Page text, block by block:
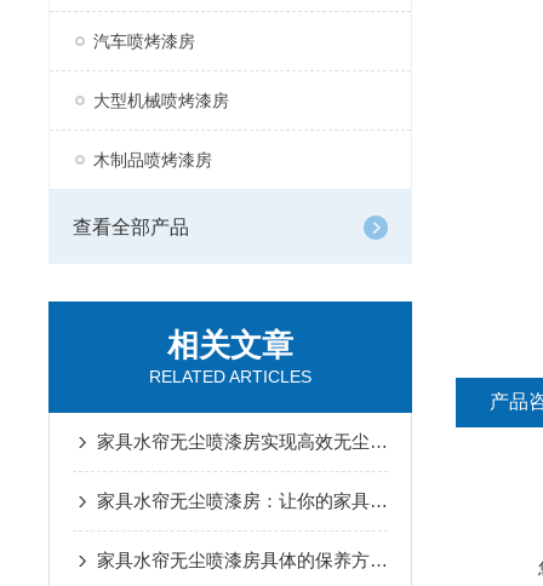
汽车喷烤漆房
大型机械喷烤漆房
木制品喷烤漆房
查看全部产品
相关文章
RELATED ARTICLES
家具水帘无尘喷漆房实现高效无尘喷涂新纪元
家具水帘无尘喷漆房：让你的家具焕发新生命
家具水帘无尘喷漆房具体的保养方式是什么
产品